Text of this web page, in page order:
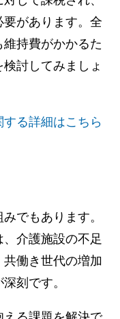
があります。全
持費がかかるた
討してみましょ
る詳細はこちら
でもあります。
介護施設の不足
働き世代の増加
刻です。